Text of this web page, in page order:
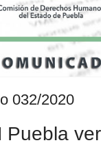
032/2020
Puebla